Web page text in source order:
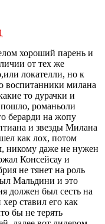
хороший парень и
от тех же
локателли, но к
воспитанники милана
то дурачки и
романьоли
берарди на жопу
и звезды Милана
как лох, потом
никому даже не нужен
Консейсау и
не тянет на роль
Мальдини и это
должен был сесть на
ставил его как
бы не терять